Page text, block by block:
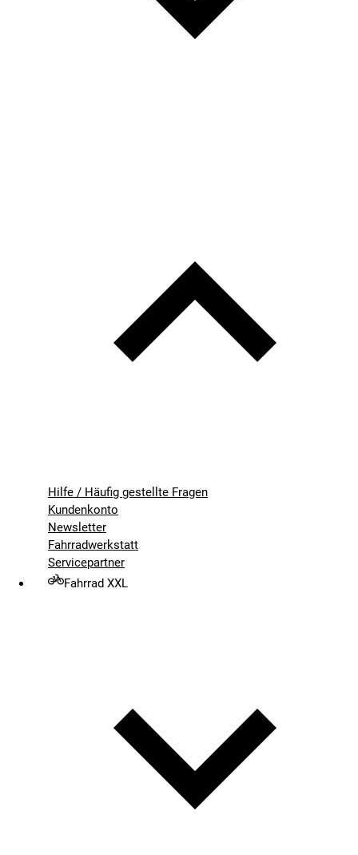
Hilfe / Häufig gestellte Fragen
Kundenkonto
Newsletter
Fahrradwerkstatt
Servicepartner
Fahrrad XXL